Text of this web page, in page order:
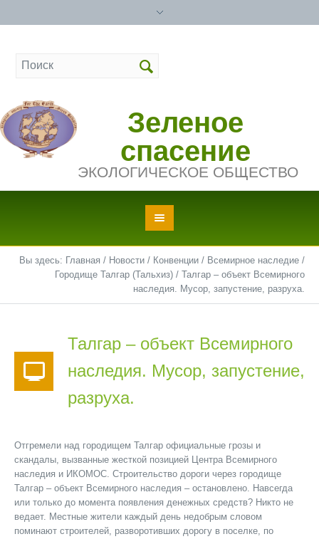
Зеленое
спасение
ЭКОЛОГИЧЕСКОЕ ОБЩЕСТВО
Вы здесь: Главная / Новости / Конвенции / Всемирное наследие /
Городище Талгар (Тальхиз) / Талгар – объект Всемирного
наследия. Мусор, запустение, разруха.
Талгар – объект Всемирного
наследия. Мусор, запустение,
разруха.
Отгремели над городищем Талгар официальные грозы и
скандалы, вызванные жесткой позицией Центра Всемирного
наследия и ИКОМОС. Строительство дороги через городище
Талгар – объект Всемирного наследия – остановлено. Навсегда
или только до момента появления денежных средств? Никто не
ведает. Местные жители каждый день недобрым словом
поминают строителей, разворотивших дорогу в поселке, по